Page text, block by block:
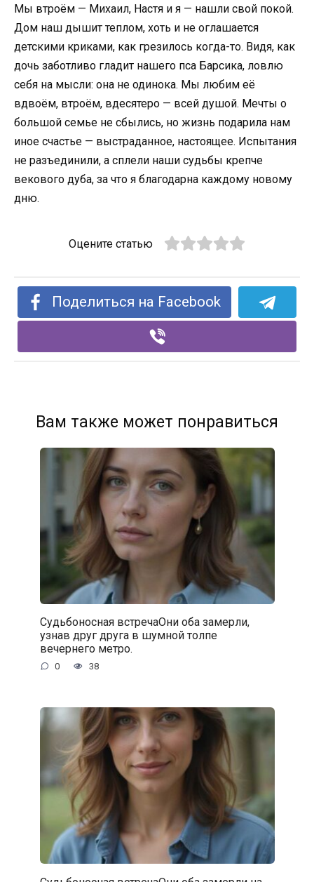
Мы втроём — Михаил, Настя и я — нашли свой покой.
Дом наш дышит теплом, хоть и не оглашается
детскими криками, как грезилось когда-то. Видя, как
дочь заботливо гладит нашего пса Барсика, ловлю
себя на мысли: она не одинока. Мы любим её
вдвоём, втроём, вдесятеро — всей душой. Мечты о
большой семье не сбылись, но жизнь подарила нам
иное счастье — выстраданное, настоящее. Испытания
не разъединили, а сплели наши судьбы крепче
векового дуба, за что я благодарна каждому новому
дню.
Оцените статью
Поделиться на Facebook
Вам также может понравиться
Судьбоносная встречаОни оба замерли,
узнав друг друга в шумной толпе
вечернего метро.
0 38